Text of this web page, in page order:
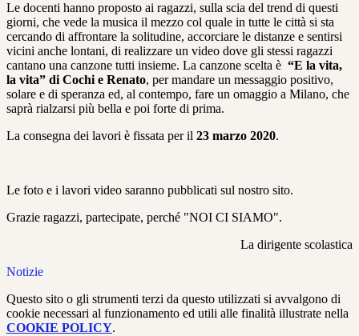
Le docenti hanno proposto ai ragazzi, sulla scia del trend di questi
giorni, che vede la musica il mezzo col quale in tutte le città si sta
cercando di affrontare la solitudine, accorciare le distanze e sentirsi
vicini anche lontani, di realizzare un video dove gli stessi ragazzi
cantano una canzone tutti insieme. La canzone scelta è “E la vita,
la vita” di Cochi e Renato, per mandare un messaggio positivo,
solare e di speranza ed, al contempo, fare un omaggio a Milano, che
saprà rialzarsi più bella e poi forte di prima.
La consegna dei lavori è fissata per il 23 marzo 2020.
Le foto e i lavori video saranno pubblicati sul nostro sito.
Grazie ragazzi, partecipate, perché "NOI CI SIAMO".
La dirigente scolastica
Notizie
Questo sito o gli strumenti terzi da questo utilizzati si avvalgono di
cookie necessari al funzionamento ed utili alle finalità illustrate nella
COOKIE POLICY.